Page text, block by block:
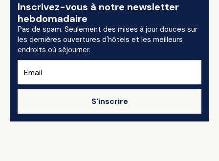
Inscrivez-vous à notre newsletter
hebdomadaire
Pas de spam. Seulement des mises à jour douces sur
les dernières ouvertures d'hôtels et les meilleurs
endroits où séjourner.
S'inscrire